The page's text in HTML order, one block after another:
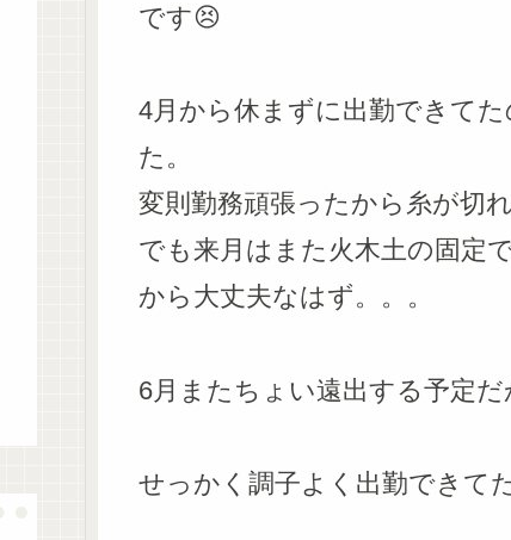
です😣
4月から休まずに出勤できて
た。
変則勤務頑張ったから糸が切
でも来月はまた火木土の固定
から大丈夫なはず。。。
6月またちょい遠出する予定
せっかく調子よく出勤できて